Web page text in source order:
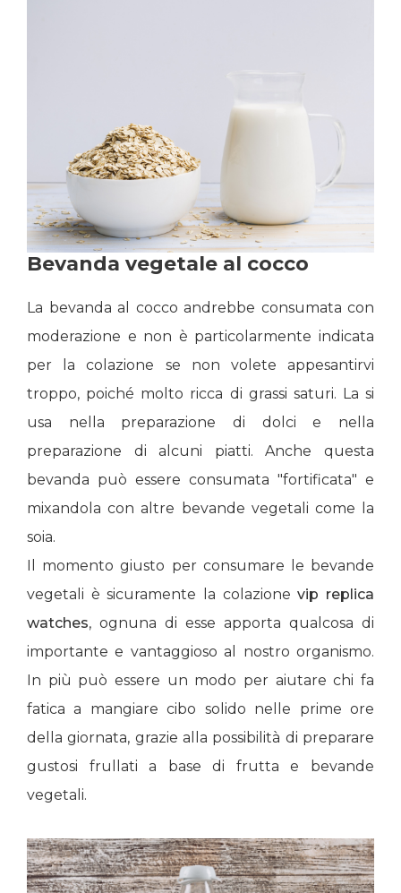
Bevanda vegetale al cocco
La bevanda al cocco andrebbe consumata con
moderazione e non è particolarmente indicata
per la colazione se non volete appesantirvi
troppo, poiché molto ricca di grassi saturi. La si
usa nella preparazione di dolci e nella
preparazione di alcuni piatti. Anche questa
bevanda può essere consumata "fortificata" e
mixandola con altre bevande vegetali come la
soia.
Il momento giusto per consumare le bevande
vegetali è sicuramente la colazionevip replica
watches, ognuna di esse apporta qualcosa di
importante e vantaggioso al nostro organismo.
In più può essere un modo per aiutare chi fa
fatica a mangiare cibo solido nelle prime ore
della giornata, grazie alla possibilità di preparare
gustosi frullati a base di frutta e bevande
vegetali.